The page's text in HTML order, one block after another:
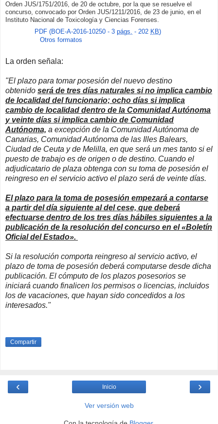
Orden JUS/1751/2016, de 20 de octubre, por la que se resuelve el
concurso, convocado por Orden JUS/1211/2016, de 23 de junio, en el
Instituto Nacional de Toxicología y Ciencias Forenses.
PDF (BOE-A-2016-10250 - 3 págs. - 202 KB)
Otros formatos
La orden señala:
"El plazo para tomar posesión del nuevo destino
obtenido será de tres días naturales si no implica cambio
de localidad del funcionario; ocho días si implica
cambio de localidad dentro de la Comunidad Autónoma
y veinte días si implica cambio de Comunidad
Autónoma, a excepción de la Comunidad Autónoma de
Canarias, Comunidad Autónoma de las Illes Balears,
Ciudad de Ceuta y de Melilla, en que será un mes tanto si el
puesto de trabajo es de origen o de destino. Cuando el
adjudicatario de plaza obtenga con su toma de posesión el
reingreso en el servicio activo el plazo será de veinte días.
El plazo para la toma de posesión empezará a contarse
a partir del día siguiente al del cese, que deberá
efectuarse dentro de los tres días hábiles siguientes a la
publicación de la resolución del concurso en el «Boletín
Oficial del Estado».
Si la resolución comporta reingreso al servicio activo, el
plazo de toma de posesión deberá computarse desde dicha
publicación. El cómputo de los plazos posesorios se
iniciará cuando finalicen los permisos o licencias, incluidos
los de vacaciones, que hayan sido concedidos a los
interesados."
Compartir
‹ ›
Inicio
Ver versión web